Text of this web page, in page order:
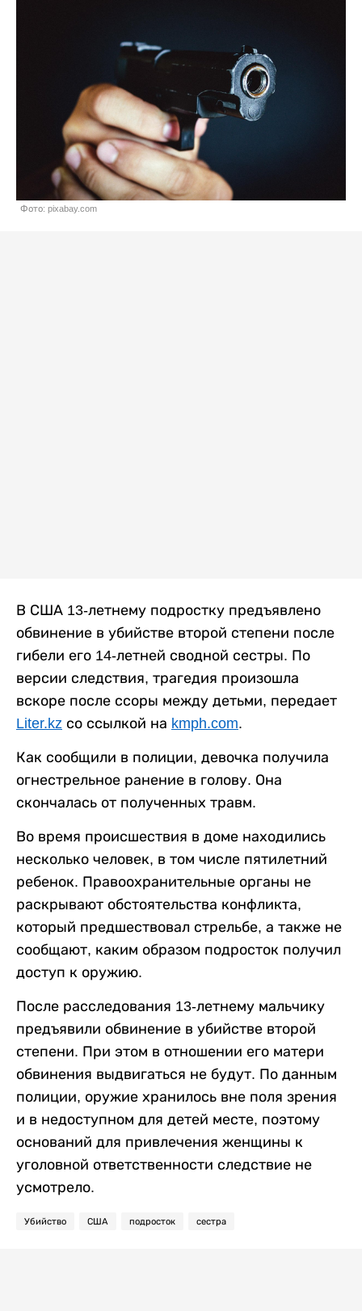
Фото: pixabay.com
В США 13-летнему подростку предъявлено
обвинение в убийстве второй степени после
гибели его 14-летней сводной сестры. По
версии следствия, трагедия произошла
вскоре после ссоры между детьми, передает
Liter.kz со ссылкой на kmph.com.
Как сообщили в полиции, девочка получила
огнестрельное ранение в голову. Она
скончалась от полученных травм.
Во время происшествия в доме находились
несколько человек, в том числе пятилетний
ребенок. Правоохранительные органы не
раскрывают обстоятельства конфликта,
который предшествовал стрельбе, а также не
сообщают, каким образом подросток получил
доступ к оружию.
После расследования 13-летнему мальчику
предъявили обвинение в убийстве второй
степени. При этом в отношении его матери
обвинения выдвигаться не будут. По данным
полиции, оружие хранилось вне поля зрения
и в недоступном для детей месте, поэтому
оснований для привлечения женщины к
уголовной ответственности следствие не
усмотрело.
Убийство США подросток сестра